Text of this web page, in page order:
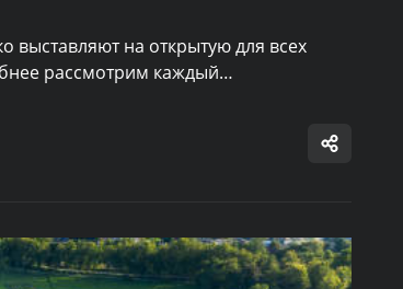
выставляют на открытую для всех
рассмотрим каждый…